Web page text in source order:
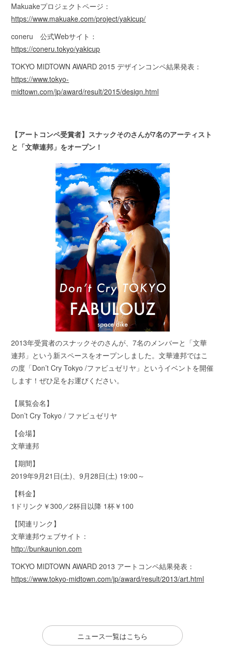
Makuakeプロジェクトページ：
https://www.makuake.com/project/yakicup/
coneru 公式Webサイト：
https://coneru.tokyo/yakicup
TOKYO MIDTOWN AWARD 2015 デザインコンペ結果発表：
https://www.tokyo-
midtown.com/jp/award/result/2015/design.html
【アートコンペ受賞者】スナックそのさんが7名のアーティスト
と「文華連邦」をオープン！
2013年受賞者のスナックそのさんが、7名のメンバーと「文華
連邦」という新スペースをオープンしました。文華連邦ではこ
の度「Don’t Cry Tokyo /ファビュゼリヤ」というイベントを開催
します！ぜひ足をお運びください。
【展覧会名】
Don’t Cry Tokyo / ファビュゼリヤ
【会場】
文華連邦
【期間】
2019年9月21日(土)、9月28日(土) 19:00～
【料金】
1ドリンク￥300／2杯目以降 1杯￥100
【関連リンク】
文華連邦ウェブサイト：
http://bunkaunion.com
TOKYO MIDTOWN AWARD 2013 アートコンペ結果発表：
https://www.tokyo-midtown.com/jp/award/result/2013/art.html
ニュース一覧はこちら